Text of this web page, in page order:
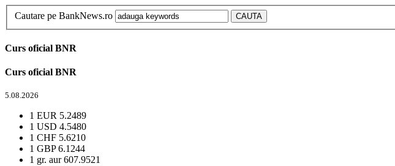
Cautare pe BankNews.ro
Curs oficial BNR
Curs oficial BNR
5.08.2026
1 EUR 5.2489
1 USD 4.5480
1 CHF 5.6210
1 GBP6.1244
1 gr. aur607.9521